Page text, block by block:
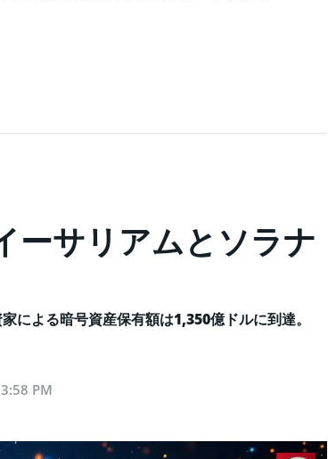
ーサリアムとソラナ
よる暗号資産保有額は1,350億ドルに到達。
PM